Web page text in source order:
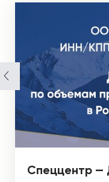
Спеццентр —